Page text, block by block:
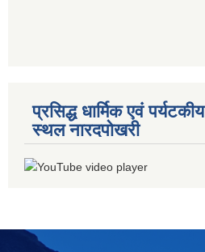
प्रसिद्ध धार्मिक एवं पर्यटकीय
स्थल नारदपोखरी